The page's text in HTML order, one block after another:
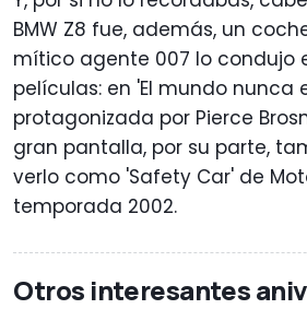
BMW Z8 fue, además, un
mítico agente 007 lo condujo
películas: en 'El mundo nunca
protagonizada por Pierce
gran pantalla, por su parte,
verlo como 'Safety Car' de
temporada 2002.
Otros interesantes